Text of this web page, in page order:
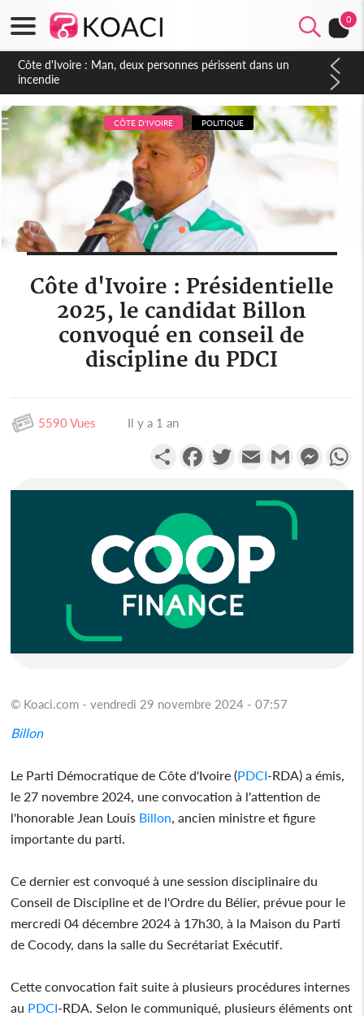
0
Côte d'Ivoire : Man, deux personnes périssent dans un
incendie
CÔTE D'IVOIRE POLITIQUE
Côte d'Ivoire : Présidentielle
2025, le candidat Billon
convoqué en conseil de
discipline du PDCI
5590 Vues Il y a 1 an
PartagerFacebookTwitterEmail Gmail
© Koaci.com - vendredi 29 novembre 2024 - 07:57
Billon
Le Parti Démocratique de Côte d'Ivoire (PDCI-RDA) a émis,
le 27 novembre 2024, une convocation à l'attention de
l'honorable Jean Louis Billon , ancien ministre et figure
importante du parti.
Ce dernier est convoqué à une session disciplinaire du
Conseil de Discipline et de l'Ordre du Bélier, prévue pour le
mercredi 04 décembre 2024 à 17h30, à la Maison du Parti
de Cocody, dans la salle du Secrétariat Exécutif.
Cette convocation fait suite à plusieurs procédures internes
au PDCI-RDA. Selon le communiqué, plusieurs éléments ont